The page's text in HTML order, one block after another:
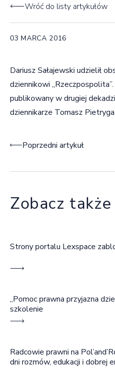
Wróć do listy artykułów
03 MARCA 2016
Dariusz Sałajewski udzielił
dziennikowi
publikowany w drugiej
dziennikarze Tomasz
Nawigacja wpisu
Poprzedni artykuł
Zobacz także
Strony portalu Lexspace
„Pomoc prawna przyjazna
szkolenie
Radcowie prawni na
dni rozmów, edukacji i dobrej